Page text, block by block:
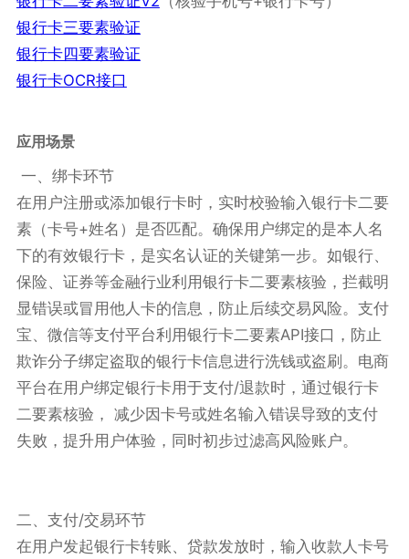
银行卡三要素验证
银行卡四要素验证
银行卡OCR接口
应用场景
一、绑卡环节
在用户注册或添加银行卡时，实时校验输入银行卡二要
素（卡号+姓名）是否匹配。确保用户绑定的是本人名
下的有效银行卡，是实名认证的关键第一步。如银行、
保险、证券等金融行业利用银行卡二要素核验，拦截明
显错误或冒用他人卡的信息，防止后续交易风险。支付
宝、微信等支付平台利用银行卡二要素API接口，防止
欺诈分子绑定盗取的银行卡信息进行洗钱或盗刷。电商
平台在用户绑定银行卡用于支付/退款时，通过银行卡
二要素核验， 减少因卡号或姓名输入错误导致的支付
失败，提升用户体验，同时初步过滤高风险账户。
二、支付/交易环节
在用户发起银行卡转账、贷款发放时，输入收款人卡号